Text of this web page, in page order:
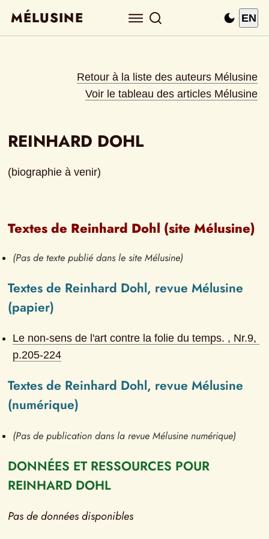
MÉLUSINE EN
Retour à la liste des auteurs Mélusine
Voir le tableau des articles Mélusine
REINHARD DOHL
(biographie à venir)
Textes de Reinhard Dohl (site Mélusine)
(Pas de texte publié dans le site Mélusine)
Textes de Reinhard Dohl, revue Mélusine
(papier)
Le non-sens de l'art contre la folie du temps. , Nr.9,
p.205-224
Textes de Reinhard Dohl, revue Mélusine
(numérique)
(Pas de publication dans la revue Mélusine numérique)
DONNÉES ET RESSOURCES POUR
REINHARD DOHL
Pas de données disponibles